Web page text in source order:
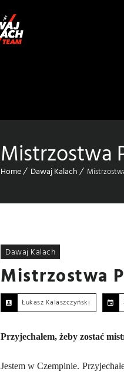
Mistrzostwa
Home Dawaj Kalach
Dawaj Kalach
Mistrzostwa
Łukasz Kalaszczyński
Przyjechałem, żeby zostać
Jestem w Czempinie.